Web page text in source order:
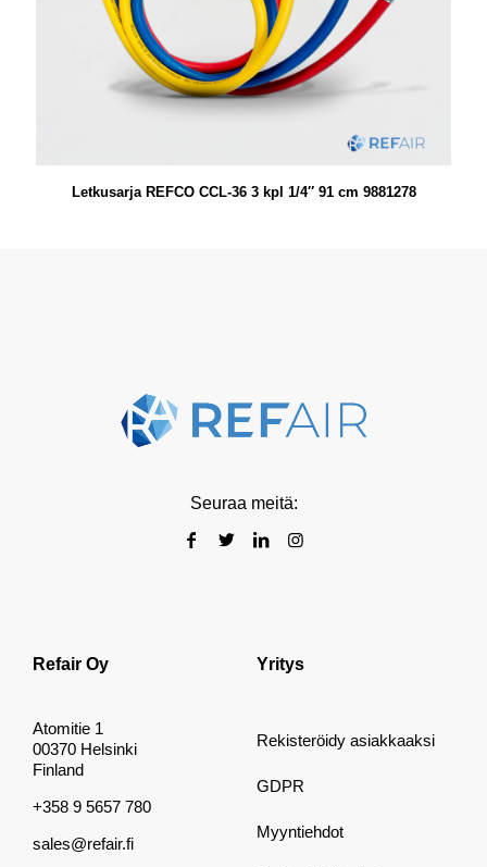
Letkusarja REFCO CCL-36 3 kpl 1/4″ 91 cm 9881278
Seuraa meitä:
Refair Oy
Atomitie 1
00370 Helsinki
Finland
+358 9 5657 780
sales@refair.fi
Yritys
Rekisteröidy asiakkaaksi
GDPR
Myyntiehdot